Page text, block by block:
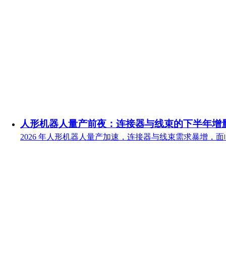
人形机器人量产前夜：连接器与线束的下半年增
2026 年人形机器人量产加速，连接器与线束需求暴增，